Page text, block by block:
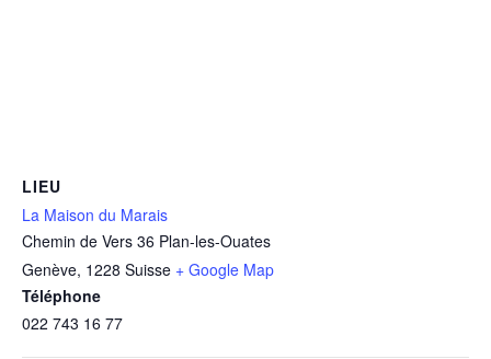
LIEU
La Maison du Marais
Chemin de Vers 36 Plan-les-Ouates
Genève, 1228 Suisse + Google Map
Téléphone
022 743 16 77